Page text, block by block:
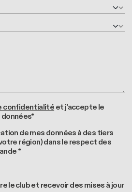
confidentialitéet j'accepte le
de mes données à des tiers
région) dans le respect des
*
le club et recevoir des mises à jour